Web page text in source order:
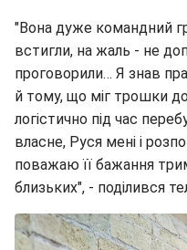
"Вона дуже командний
встигли, на жаль - не
проговорили… Я знав
й тому, що міг трошки
логістично під час
власне, Руся мені і
поважаю її бажання
близьких", - поділився